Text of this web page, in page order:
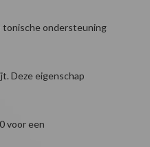
tonische ondersteuning
Deze eigenschap
voor een